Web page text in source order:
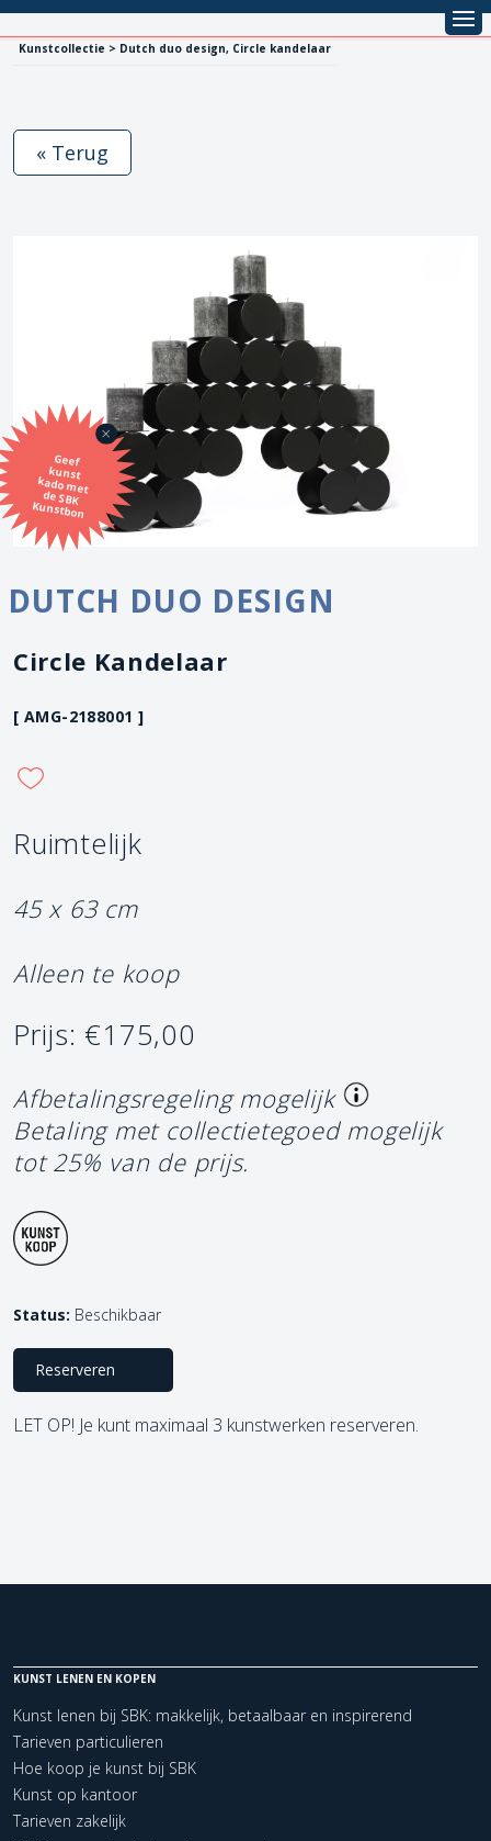
Kunstcollectie > Dutch duo design, Circle kandelaar
Geef
kunst
kado met
de SBK
Kunstbon
« Terug
DUTCH DUO DESIGN
Circle Kandelaar
[ AMG-2188001 ]
Ruimtelijk
45 x 63 cm
Alleen te koop
Prijs: €175,00
Afbetalingsregeling mogelijk
Betaling met collectietegoed mogelijk
tot 25% van de prijs.
Status: Beschikbaar
Reserveren
LET OP! Je kunt maximaal 3 kunstwerken reserveren.
KUNST LENEN EN KOPEN
Kunst lenen bij SBK: makkelijk, betaalbaar en inspirerend
Tarieven particulieren
Hoe koop je kunst bij SBK
Kunst op kantoor
Tarieven zakelijk